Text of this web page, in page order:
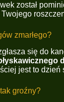
został
zmarłego?
się do
jest to dzień
groźny?